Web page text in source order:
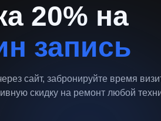
20% на
запись
сайт, забронируйте время
скидку на ремонт любой